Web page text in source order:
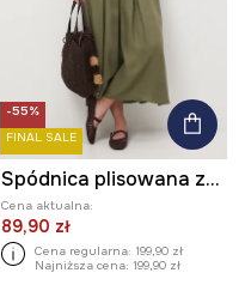
-55%
FINAL SALE
Spódnica plisowana z lyocellu
Cena aktualna:
89,90 zł
Cena regularna: 199,90 zł
Najniższa cena: 199,90 zł